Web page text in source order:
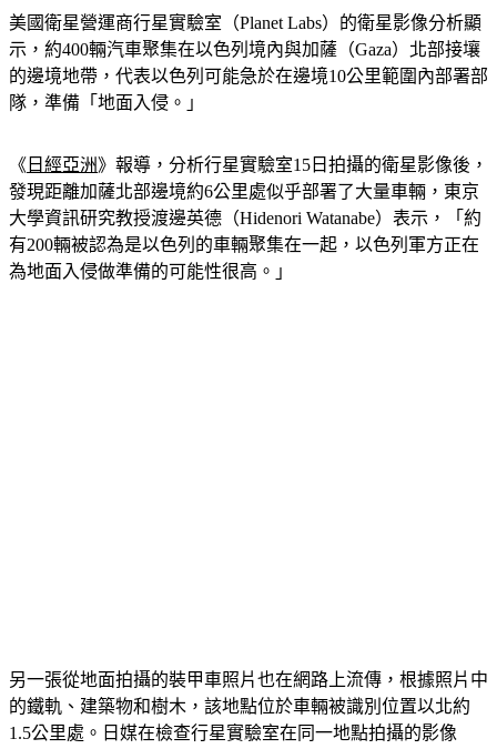
美國衛星營運商行星實驗室（Planet Labs）的衛星影像分析顯
示，約400輛汽車聚集在以色列境內與加薩（Gaza）北部接壤
的邊境地帶，代表以色列可能急於在邊境10公里範圍內部署部
《日經亞洲》報導，分析行星實驗室15日拍攝的衛星影像後，
發現距離加薩北部邊境約6公里處似乎部署了大量車輛，東京
大學資訊研究教授渡邊英德（Hidenori Watanabe）表示，「約
有200輛被認為是以色列的車輛聚集在一起，以色列軍方正在
另一張從地面拍攝的裝甲車照片也在網路上流傳，根據照片中
的鐵軌、建築物和樹木，該地點位於車輛被識別位置以北約